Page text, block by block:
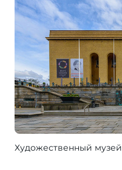
Художественный музей